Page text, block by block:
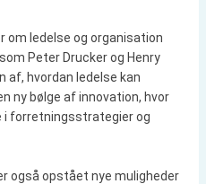
om ledelse og organisation
Peter Drucker og Henry
hvordan ledelse kan
ny bølge af innovation, hvor
i forretningsstrategier og
også opstået nye muligheder